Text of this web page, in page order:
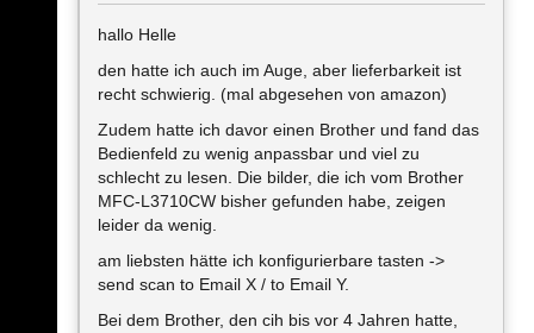
hallo Helle
den hatte ich auch im Auge, aber lieferbarkeit ist
recht schwierig. (mal abgesehen von amazon)
Zudem hatte ich davor einen Brother und fand das
Bedienfeld zu wenig anpassbar und viel zu
schlecht zu lesen. Die bilder, die ich vom Brother
MFC-L3710CW bisher gefunden habe, zeigen
leider da wenig.
am liebsten hätte ich konfigurierbare tasten ->
send scan to Email X / to Email Y.
Bei dem Brother, den cih bis vor 4 Jahren hatte,